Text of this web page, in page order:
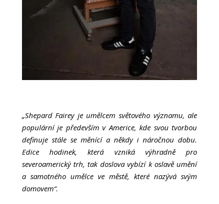
„Shepard Fairey je umělcem světového významu, ale
populární je především v Americe, kde svou tvorbou
definuje stále se měnící a někdy i náročnou dobu.
Edice hodinek, která vzniká výhradně pro
severoamerický trh, tak doslova vybízí k oslavě umění
a samotného umělce ve městě, které nazývá svým
domovem“.